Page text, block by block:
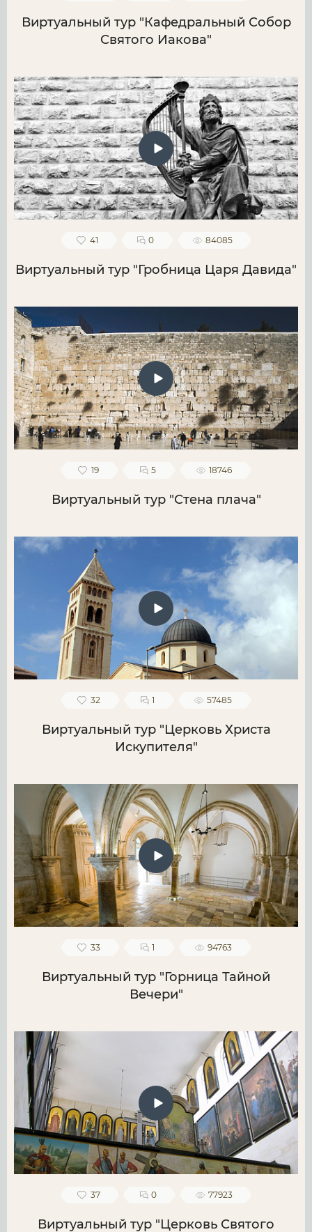
Виртуальный тур "Кафедральный Собор
Святого Иакова"
41 0 84085
Виртуальный тур "Гробница Царя Давида"
19 5 18746
Виртуальный тур "Стена плача"
32 1 57485
Виртуальный тур "Церковь Христа
Искупителя"
33 1 94763
Виртуальный тур "Горница Тайной
Вечери"
37 0 77923
Виртуальный тур "Церковь Святого